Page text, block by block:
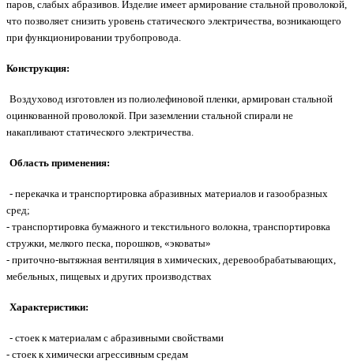
паров, слабых абразивов. Изделие имеет армирование стальной проволокой,
что позволяет снизить уровень статического электричества, возникающего
при функционировании трубопровода.
Конструкция:
Воздуховод изготовлен из полиолефиновой пленки, армирован стальной
оцинкованной проволокой. При заземлении стальной спирали не
накапливают статического электричества.
Область применения:
- перекачка и транспортировка абразивных материалов и газообразных
сред;
- транспортировка бумажного и текстильного волокна, транспортировка
стружки, мелкого песка, порошков, «эковаты»
- приточно-вытяжная вентиляция в химических, деревообрабатывающих,
мебельных, пищевых и других производствах
Характеристики:
- стоек к материалам с абразивными свойствами
- стоек к химически агрессивным средам